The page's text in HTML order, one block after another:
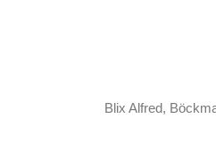
Blix Alfred,